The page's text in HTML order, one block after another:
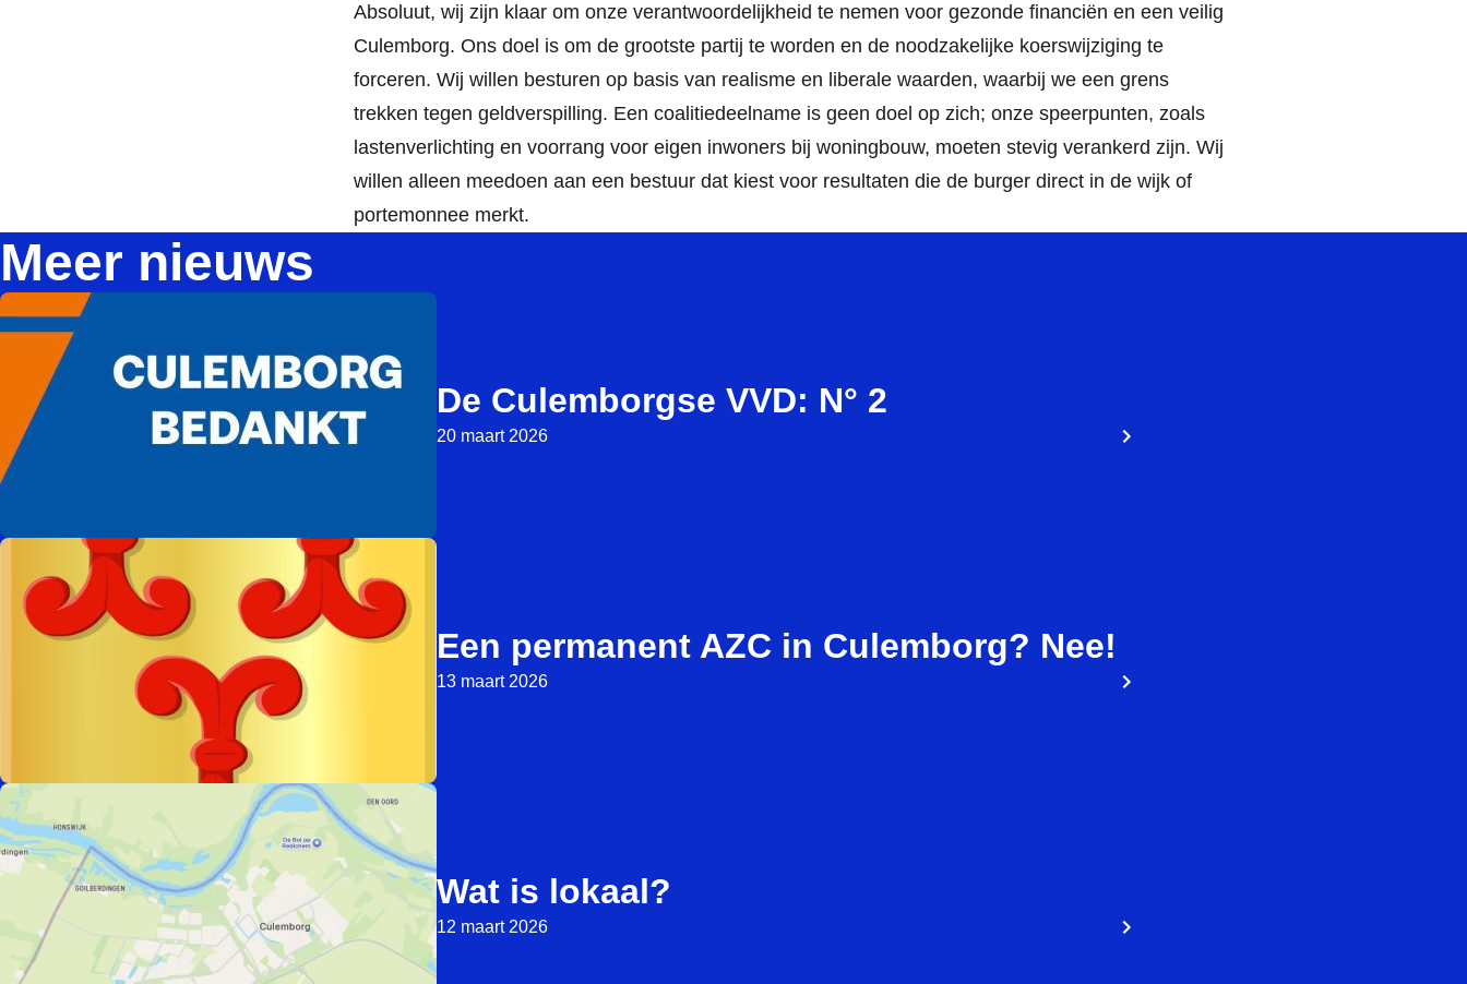
Absoluut, wij zijn klaar om onze verantwoordelijkheid te nemen voor gezonde financiën en een veilig
Culemborg. Ons doel is om de grootste partij te worden en de noodzakelijke koerswijziging te
forceren. Wij willen besturen op basis van realisme en liberale waarden, waarbij we een grens
trekken tegen geldverspilling. Een coalitiedeelname is geen doel op zich; onze speerpunten, zoals
lastenverlichting en voorrang voor eigen inwoners bij woningbouw, moeten stevig verankerd zijn. Wij
willen alleen meedoen aan een bestuur dat kiest voor resultaten die de burger direct in de wijk of
portemonnee merkt.
Meer nieuws
De Culemborgse VVD: N° 2
20 maart 2026
Een permanent AZC in Culemborg? Nee!
13 maart 2026
Wat is lokaal?
12 maart 2026